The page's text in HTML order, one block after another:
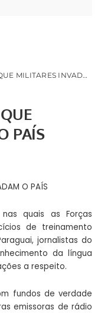
INVADAM O PAÍS
PAÍS
O PAÍS
quais as Forças
de treinamento
jornalistas do
da língua
a respeito.
fundos de verdade
emissoras de rádio